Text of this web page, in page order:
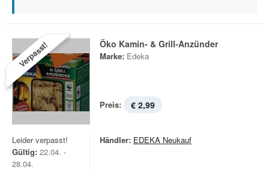
Verpasst! Öko Kamin- & Grill-Anzünder
Marke: Edeka
Preis: € 2,99
Leider verpasst!
Gültig: 22.04. -
28.04.
Händler: EDEKA Neukauf